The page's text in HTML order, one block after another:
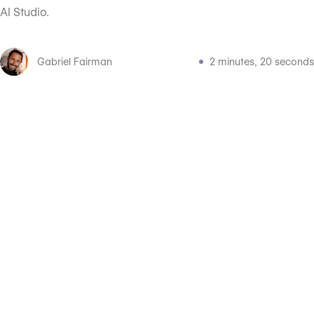
AI Studio.
Gabriel Fairman 2 minutes, 20 seconds